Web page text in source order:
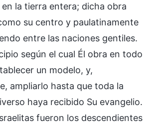
la tierra entera; dicha obra
su centro y paulatinamente
entre las naciones gentiles.
según el cual Él obra en todo
un modelo, y,
ampliarlo hasta que toda la
haya recibido Su evangelio.
fueron los descendientes